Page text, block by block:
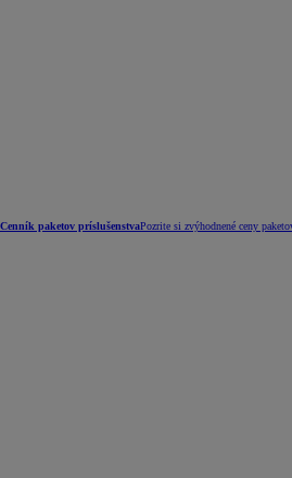
Cenník paketov príslušenstvaPozrite si zvýhodnené ceny